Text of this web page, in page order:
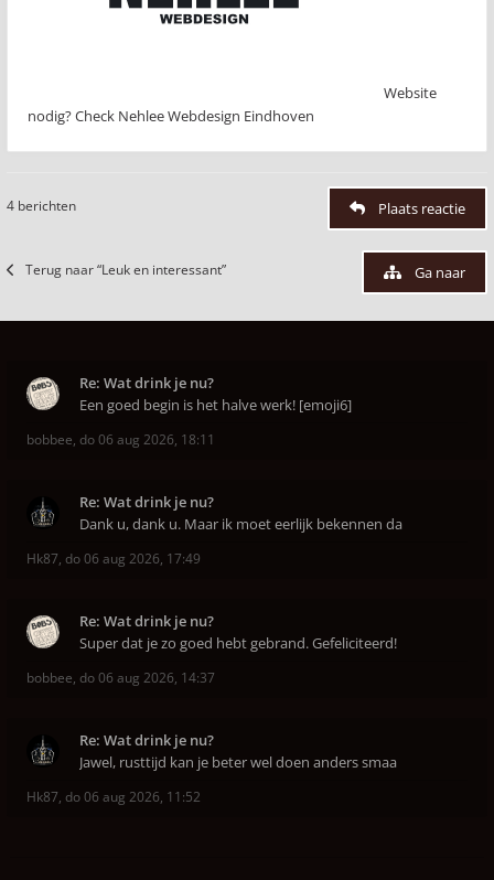
Website
nodig? Check Nehlee Webdesign Eindhoven
4 berichten Plaats reactie
Terug naar “Leuk en interessant” Ga naar
Re: Wat drink je nu?
Een goed begin is het halve werk! [emoji6]
bobbee, do 06 aug 2026, 18:11
Re: Wat drink je nu?
Dank u, dank u. Maar ik moet eerlijk bekennen da
Hk87, do 06 aug 2026, 17:49
Re: Wat drink je nu?
Super dat je zo goed hebt gebrand. Gefeliciteerd!
bobbee, do 06 aug 2026, 14:37
Re: Wat drink je nu?
Jawel, rusttijd kan je beter wel doen anders smaa
Hk87, do 06 aug 2026, 11:52